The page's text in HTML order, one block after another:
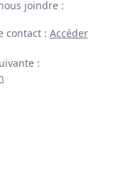
joindre :
contact : Accéder
: